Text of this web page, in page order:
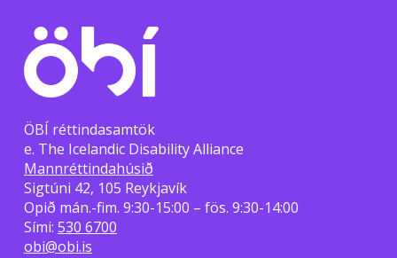
ÖBÍ réttindasamtök
e. The Icelandic Disability Alliance
Mannréttindahúsið
Sigtúni 42, 105 Reykjavík
Opið mán.-fim. 9:30-15:00 – fös. 9:30-14:00
Sími: 530 6700
obi@obi.is